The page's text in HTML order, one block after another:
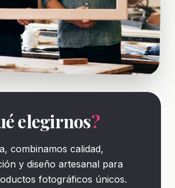
elegirnos?
combinamos calidad,
y diseño artesanal para
fotográficos únicos.